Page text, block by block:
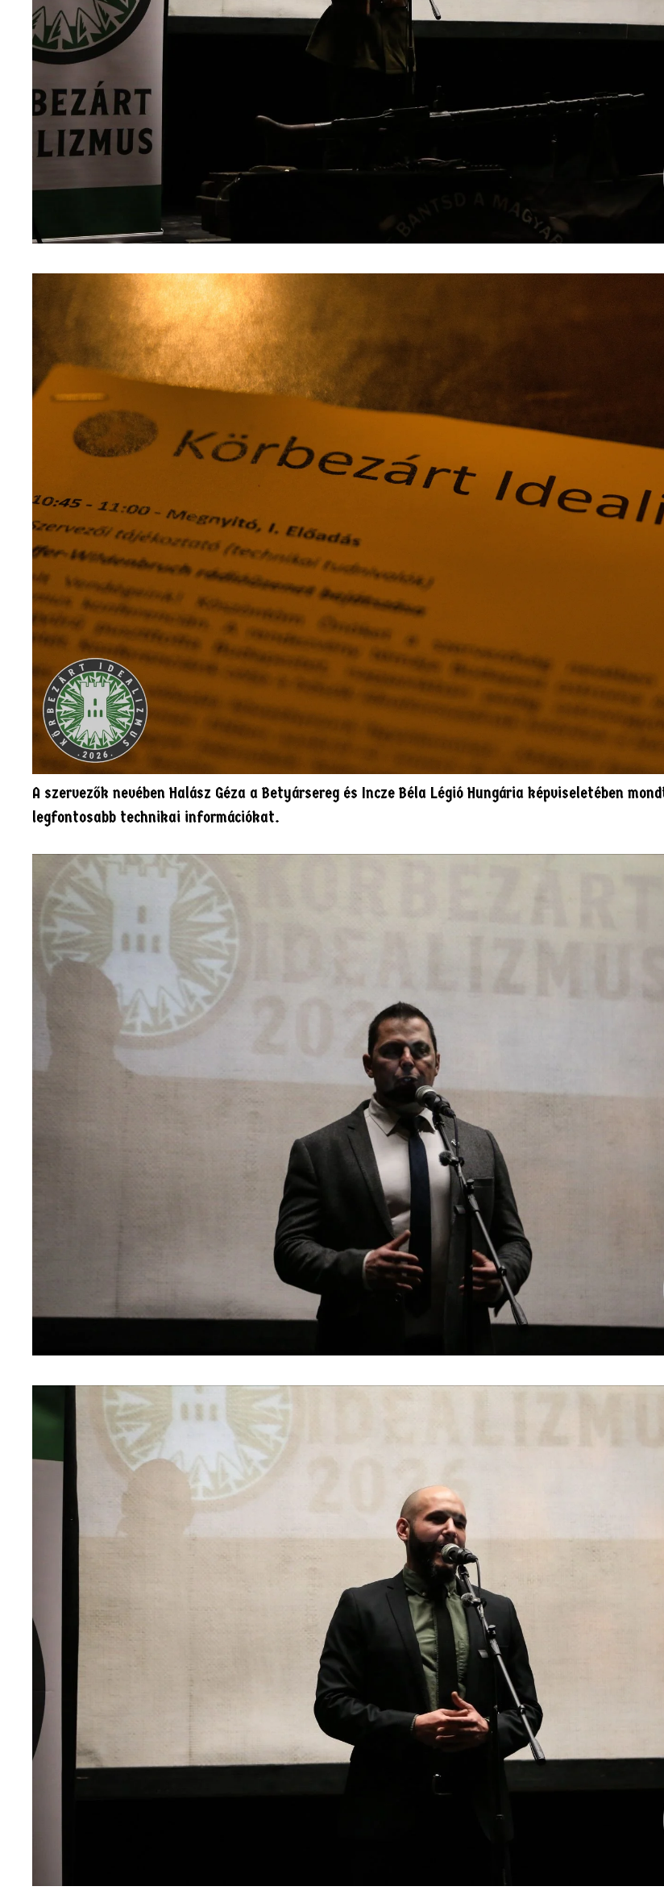
A szervezők nevében Halász Géza a Betyársereg és Incze Béla Légió Hungária képviseletében
legfontosabb technikai információkat.